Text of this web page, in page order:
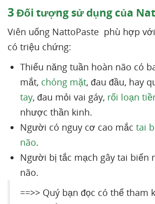
3Đối tượng sử dụng của
Viên uống NattoPaste phù hợp
có triệu chứng:
Thiểu năng tuần hoàn não có
mắt, chóng mặt, đau đầu, hay
tay, đau mỏi vai gáy, rối loạn
nhược thần kinh.
Người có nguy cơ cao mắc tai
não.
Người bị tắc mạch gây tai biến
não.
==>> Quý bạn đọc có thể tham